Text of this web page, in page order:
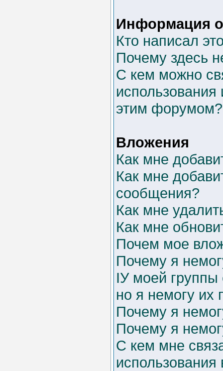
Информация
Кто написал
Почему здесь
С кем можно
этим форумом?
Вложения
Как мне
Как мне
сообщения?
Как мне
Как мне
Почем мое
Почему я
IУ моей группы
но я немогу их
Почему я
Почему я
С кем мне